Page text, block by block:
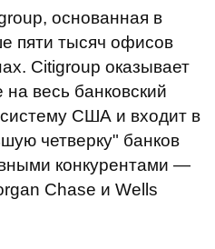
основанная в
пяти тысяч офисов
Citigroup оказывает
весь банковский
США и входит в
четверку" банков
конкурентами —
Chase и Wells